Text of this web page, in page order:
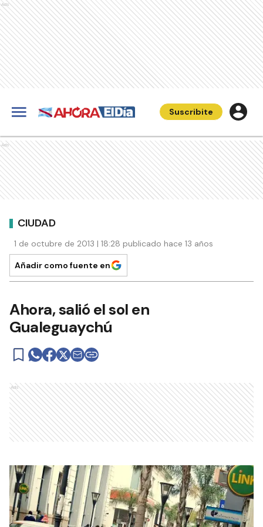
Ads
Suscribite
Ads
CIUDAD
1 de octubre de 2013 | 18:28 publicado hace 13 años
Añadir como fuente en
Ahora, salió el sol en
Gualeguaychú
Ads